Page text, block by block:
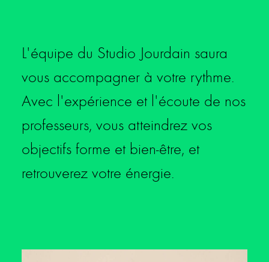
L'équipe du Studio Jourdain saura
vous accompagner à votre rythme.
Avec l'expérience et l'écoute de nos
professeurs, vous atteindrez vos
objectifs forme et bien-être, et
retrouverez votre énergie.